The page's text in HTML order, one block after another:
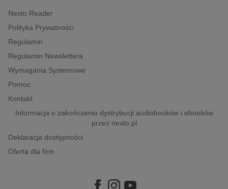
Nexto Reader
Polityka Prywatności
Regulamin
Regulamin Newslettera
Wymagania Systemowe
Pomoc
Kontakt
Informacja o zakończeniu dystrybucji audiobooków i ebooków
przez nexto.pl
Deklaracja dostępności
Oferta dla firm